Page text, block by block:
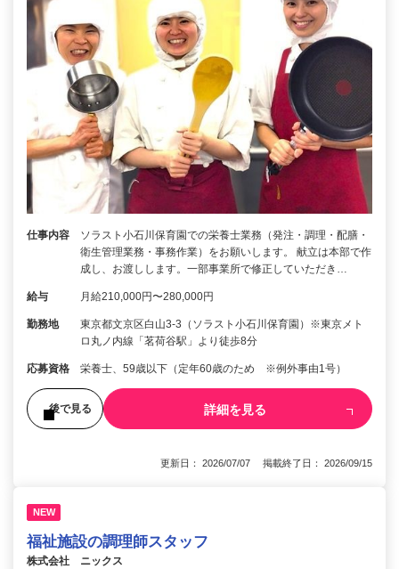
仕事内容
ソラスト小石川保育園での栄養士業務（発注・調理・配膳・
衛生管理業務・事務作業）をお願いします。 献立は本部で作
成し、お渡しします。一部事業所で修正していただき…
給与 月給210,000円〜280,000円
勤務地
東京都文京区白山3-3（ソラスト小石川保育園）※東京メト
ロ丸ノ内線「茗荷谷駅」より徒歩8分
応募資格 栄養士、59歳以下（定年60歳のため ※例外事由1号）
後で見る 詳細を見る
更新日： 2026/07/07 掲載終了日： 2026/09/15
NEW
福祉施設の調理師スタッフ
株式会社 ニックス